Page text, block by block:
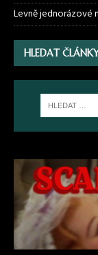
Levně jednorázové
HLEDAT